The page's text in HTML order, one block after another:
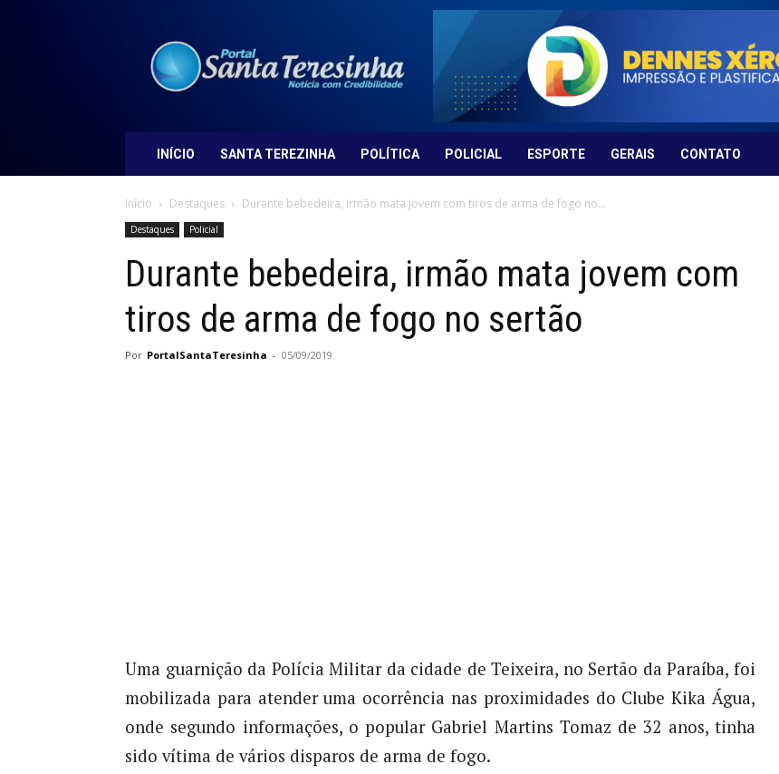
Santa
Teresinha
INÍCIO SANTA TEREZINHA POLÍTICA POLICIAL ESPORTE GERAIS CONTATO
Início Destaques Durante bebedeira, irmão mata jovem com tiros de arma de fogo no...
Destaques Policial
Durante bebedeira, irmão mata jovem com
tiros de arma de fogo no sertão
Por PortalSantaTeresinha - 05/09/2019
Uma guarnição da Polícia Militar da cidade de Teixeira, no Sertão da Paraíba, foi
mobilizada para atender uma ocorrência nas proximidades do Clube Kika Água,
onde segundo informações, o popular Gabriel Martins Tomaz de 32 anos, tinha
sido vítima de vários disparos de arma de fogo.